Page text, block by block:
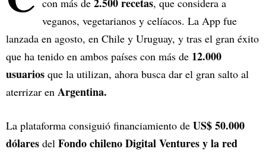
con más de
, que considera a
veganos, vegetarianos y celíacos. La App fue
lanzada en agosto, en Chile y Uruguay, y tras el gran éxito
que ha tenido en ambos países con más de 12.000
usuarios que la utilizan, ahora busca dar el gran salto al
aterrizar en Argentina.
La plataforma consiguió financiamiento de US$ 50.000
dólares del Fondo chileno Digital Ventures y la red